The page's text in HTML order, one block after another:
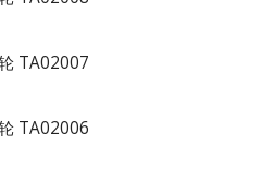
TA02007
TA02006